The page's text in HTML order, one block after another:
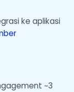
ke aplikasi
~3